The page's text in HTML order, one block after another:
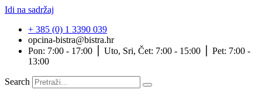
Idi na sadržaj
+ 385 (0) 1 3390 039
opcina-bistra@bistra.hr
Pon: 7:00 - 17:00 ⎪ Uto, Sri, Čet: 7:00 - 15:00 ⎪ Pet: 7:00 -
13:00
Search